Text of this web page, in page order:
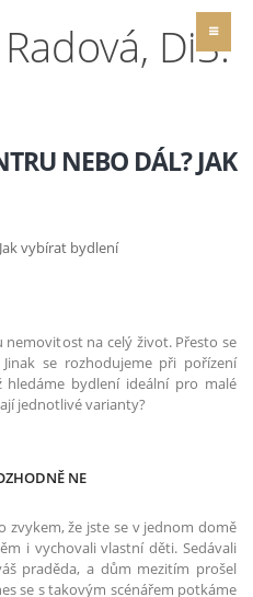
NEBO DÁL? JAK
na celý život. Přesto se
se rozhodujeme při pořízení
bydlení ideální pro malé
jednotlivé varianty?
NE
zvykem, že jste se v jednom domě
i vychovali vlastní děti. Sedávali
praděda, a dům mezitím prošel
se s takovým scénářem potkáme